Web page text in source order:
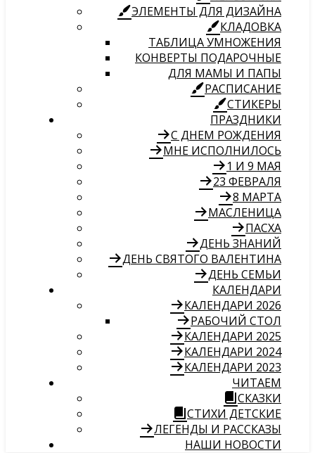
ЭЛЕМЕНТЫ ДЛЯ ДИЗАЙНА
КЛАДОВКА
ТАБЛИЦА УМНОЖЕНИЯ
КОНВЕРТЫ ПОДАРОЧНЫЕ
ДЛЯ МАМЫ И ПАПЫ
РАСПИСАНИЕ
СТИКЕРЫ
ПРАЗДНИКИ
С ДНЕМ РОЖДЕНИЯ
МНЕ ИСПОЛНИЛОСЬ
1 И 9 МАЯ
23 ФЕВРАЛЯ
8 МАРТА
МАСЛЕНИЦА
ПАСХА
ДЕНЬ ЗНАНИЙ
ДЕНЬ СВЯТОГО ВАЛЕНТИНА
ДЕНЬ СЕМЬИ
КАЛЕНДАРИ
КАЛЕНДАРИ 2026
РАБОЧИЙ СТОЛ
КАЛЕНДАРИ 2025
КАЛЕНДАРИ 2024
КАЛЕНДАРИ 2023
ЧИТАЕМ
СКАЗКИ
СТИХИ ДЕТСКИЕ
ЛЕГЕНДЫ И РАССКАЗЫ
НАШИ НОВОСТИ